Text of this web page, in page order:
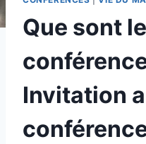
Que sont
Invitation